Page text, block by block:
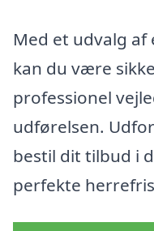
Med et udvalg
kan du være
professionel
udførelsen.
bestil dit tilbud i
perfekte